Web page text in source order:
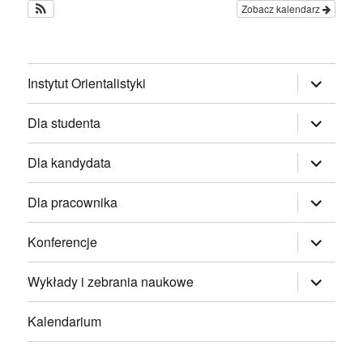
Zobacz kalendarz
Instytut Orientalistyki rozwiń
menu
potomne
Dla studenta
rozwiń
menu
potomne
Dla kandydata
rozwiń
menu
potomne
Dla pracownika
rozwiń
menu
potomne
Konferencje
rozwiń
menu
potomne
Wykłady i zebrania naukowe
rozwiń
menu
potomne
Kalendarium